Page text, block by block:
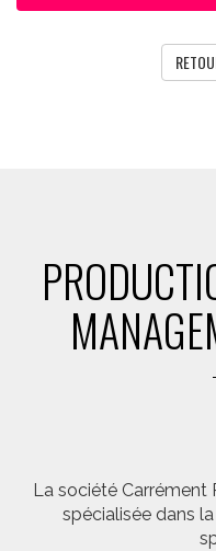
La société Carrément
spécialisée dans